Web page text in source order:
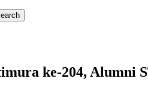
ke-204, Alumni